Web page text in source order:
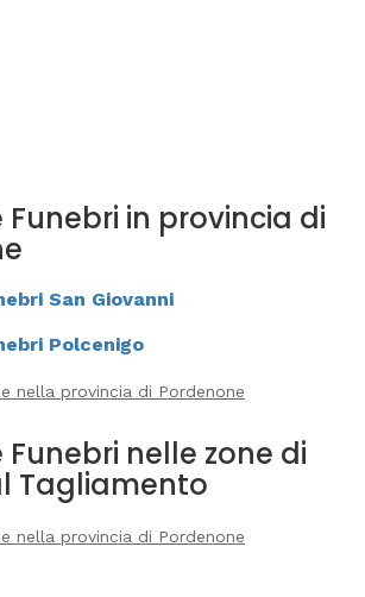
Funebri in provincia di
San Giovanni
Polcenigo
nella provincia di Pordenone
Funebri nelle zone di
Tagliamento
nella provincia di Pordenone